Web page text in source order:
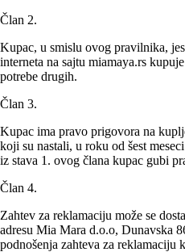
Član 2.
Kupac, u smislu ovog pravilnika,
interneta na sajtu miamaya.rs
potrebe drugih.
Član 3.
Kupac ima pravo prigovora na
koji su nastali, u roku od šest
iz stava 1. ovog člana kupac gubi
Član 4.
Zahtev za reklamaciju može se
adresu Mia Mara d.o.o, Dunavska
podnošenja zahteva za reklamaciju